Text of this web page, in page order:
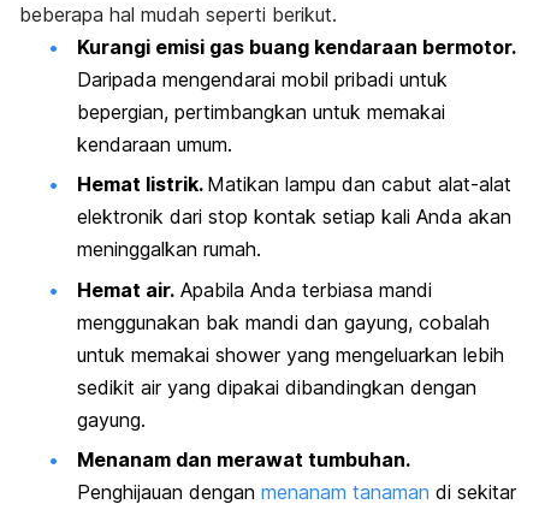
beberapa hal mudah seperti berikut.
Kurangi emisi gas buang kendaraan bermotor.
Daripada mengendarai mobil pribadi untuk
bepergian, pertimbangkan untuk memakai
kendaraan umum.
Hemat listrik. Matikan lampu dan cabut alat-alat
elektronik dari stop kontak setiap kali Anda akan
meninggalkan rumah.
Hemat air. Apabila Anda terbiasa mandi
menggunakan bak mandi dan gayung, cobalah
untuk memakai shower yang mengeluarkan lebih
sedikit air yang dipakai dibandingkan dengan
gayung.
Menanam dan merawat tumbuhan.
Penghijauan dengan menanam tanaman di sekitar